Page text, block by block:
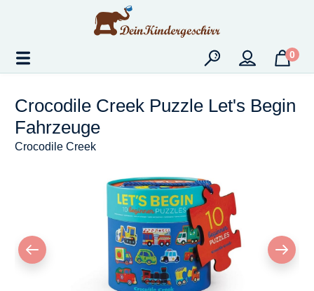
Zum Hauptinhalt springen
0
Crocodile Creek Puzzle Let's Begin
Fahrzeuge
Crocodile Creek
Bildergalerie überspringen